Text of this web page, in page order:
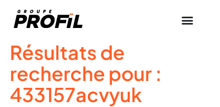
Résultats de
recherche pour :
433157acvyuk